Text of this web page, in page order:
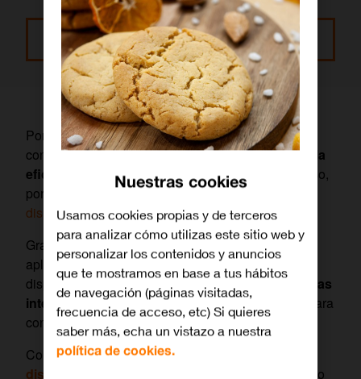
Leer más
Por todo esto, creemos que es muy importante que
conozcastodos los tipsexistentes paraalcanzar la
eficiencia energética en tu vivienda . Y no solo eso,
porque también te presentaremosuna serie de
dispositivos inteligentes.
Gracias al llamado“Internet de las Cosas”y su
aplicación a la tecnología, ya tenemos a nuestra
disposición un sin fin de dispositivos comobombillas
inteligentes, termostatos y hasta aplicaciones
para
controlar nuestra casa u oficina desde el móvil.
Conoce los trucos de ahorro de energía y los
dispositivos inteligentes de Orange
con los que lo
Nuestras cookies
Usamos cookies propias y de terceros
para analizar cómo utilizas este sitio web y
personalizar los contenidos y anuncios
que te mostramos en base a tus hábitos
de navegación (páginas visitadas,
frecuencia de acceso, etc) Si quieres
saber más, echa un vistazo a nuestra
política de cookies.